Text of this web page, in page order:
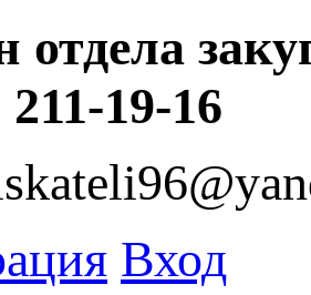
отдела
19-16
Вход